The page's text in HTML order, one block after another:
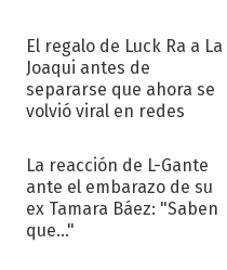
El regalo de Luck Ra a La
Joaqui antes de
separarse que ahora se
volvió viral en redes
La reacción de L-Gante
ante el embarazo de su
ex Tamara Báez: "Saben
que..."